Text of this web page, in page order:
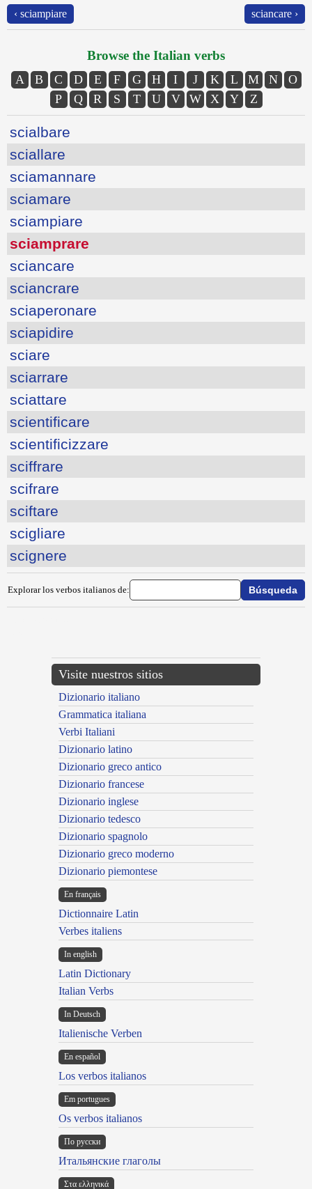
‹ sciampiare sciancare ›
Browse the Italian verbs
A B C D E F G H I J K L M N
O
P
Q R S T U V W X Y Z
scialbare
sciallare
sciamannare
sciamare
sciampiare
sciamprare
sciancare
sciancrare
sciaperonare
sciapidire
sciare
sciarrare
sciattare
scientificare
scientificizzare
sciffrare
scifrare
sciftare
scigliare
scignere
Explorar los verbos italianos de:
Visite nuestros sitios
Dizionario italiano
Grammatica italiana
Verbi Italiani
Dizionario latino
Dizionario greco antico
Dizionario francese
Dizionario inglese
Dizionario tedesco
Dizionario spagnolo
Dizionario greco moderno
Dizionario piemontese
En français
Dictionnaire Latin
Verbes italiens
In english
Latin Dictionary
Italian Verbs
In Deutsch
Italienische Verben
En español
Los verbos italianos
Em portugues
Os verbos italianos
По русски
Итальянские глаголы
Στα ελληνικά